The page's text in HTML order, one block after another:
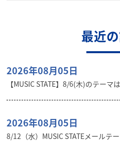
最近
2026年08月05日
【MUSIC STATE】8/6(木)のテーマは
2026年08月05日
8/12（水）MUSIC STATEメールテ